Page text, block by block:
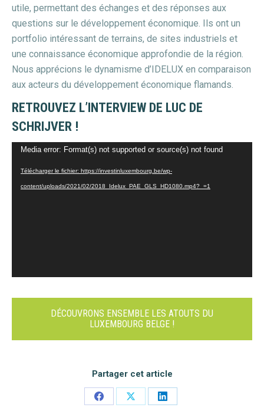
utile, permettant des échanges et des réponses aux
questions sur le développement économique. Ils ont un
portfolio intéressant de terrains, de sites industriels et
une connaissance économique approfondie de la région.
Nous apprécions le dynamisme d’IDELUX en comparaison
aux acteurs du développement économique flamands.
RETROUVEZ L’INTERVIEW DE LUC DE
SCHRIJVER !
Lecteur
Media error: Format(s) not supported or source(s) not found
Télécharger le fichier: https://investinluxembourg.be/wp-
content/uploads/2021/02/2018_Idelux_PAE_GLS_HD1080.mp4?_=1
DÉCOUVRONS ENSEMBLE LES ATOUTS DU
LUXEMBOURG BELGE !
Partager cet article
Share
Share
Share